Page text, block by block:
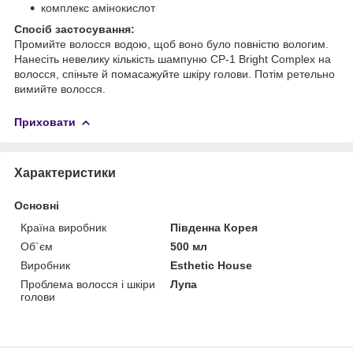
комплекс амінокислот
Спосіб застосування:
Промийте волосся водою, щоб воно було повністю вологим.
Нанесіть невелику кількість шампуню CP-1 Bright Complex на
волосся, спіньте й помасажуйте шкіру голови. Потім ретельно
вимийте волосся.
Приховати
Характеристики
Основні
Країна виробник
Південна Корея
Об`єм
500 мл
Виробник
Esthetic House
Проблема волосся і шкіри
голови
Лупа